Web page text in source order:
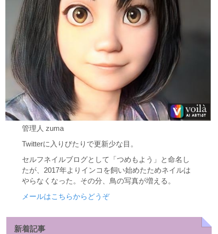
管理人 zuma
Twitterに入りびたりで更新少な目。
セルフネイルブログとして「つめもよう」と命名し
たが、2017年よりインコを飼い始めたためネイルは
やらなくなった。その分、鳥の写真が増える。
メールはこちらからどうぞ
新着記事